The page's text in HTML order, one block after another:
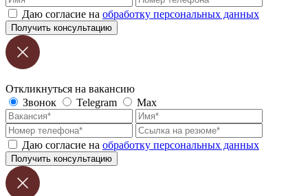
Даю согласие на обработку персональных данных
Получить консультацию
Откликнуться на вакансию
Звонок
Telegram Max
Даю согласие на обработку персональных данных
Получить консультацию